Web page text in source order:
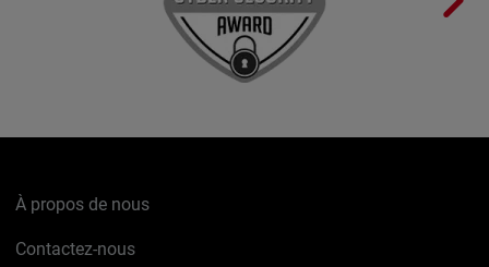
À propos de nous
Contactez-nous